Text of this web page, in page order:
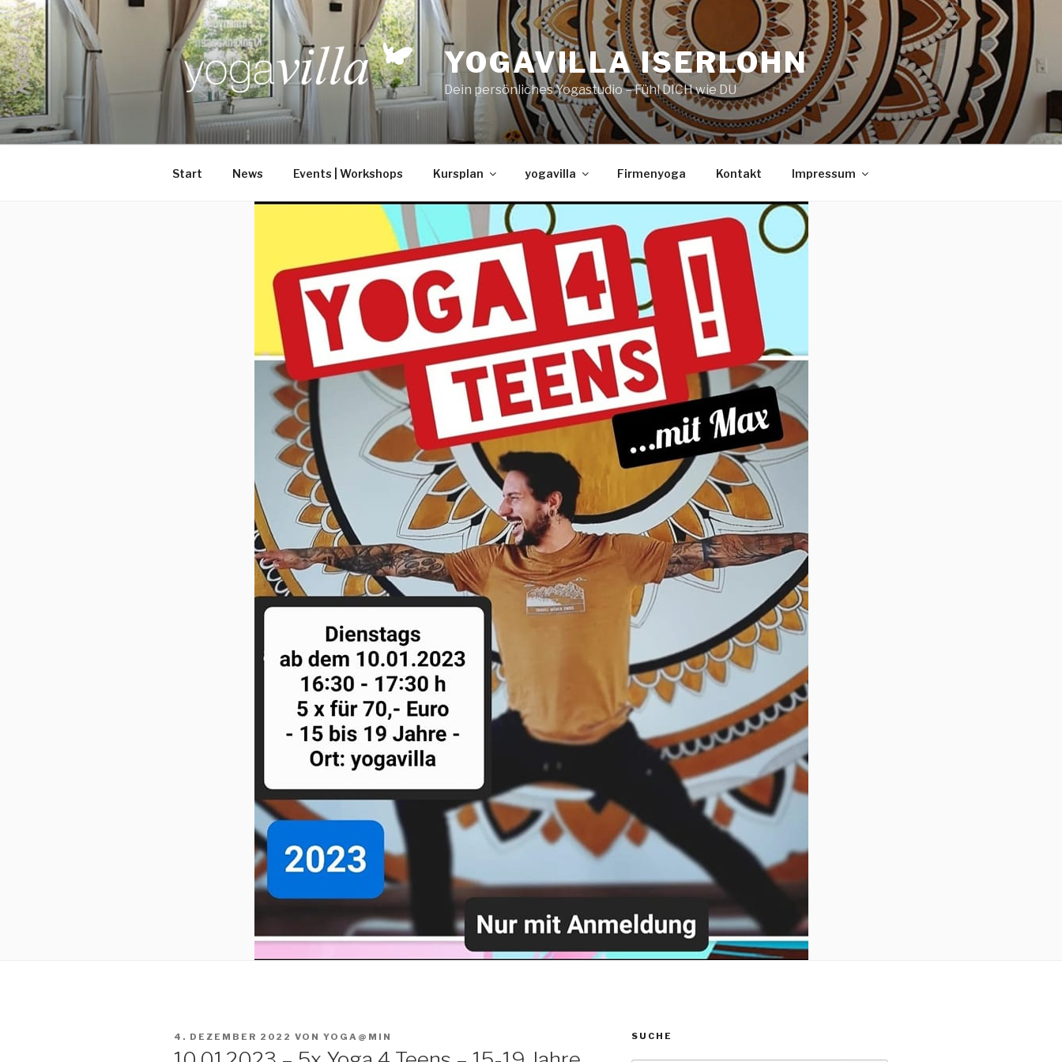
Zum
Inhalt
springen
YOGAVILLA ISERLOHN
Dein persönliches Yogastudio – Fühl DICH wie DU
Start News Events | Workshops Kursplan yogavilla Firmenyoga Kontakt Impressum
VERÖFFENTLICHT
4. DEZEMBER 2022 VON YOGA@MIN SUCHE